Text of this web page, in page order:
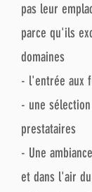
pas leur
parce qu'ils
domaines
- l'entrée aux
- une
prestataires
- Une
et dans l'air